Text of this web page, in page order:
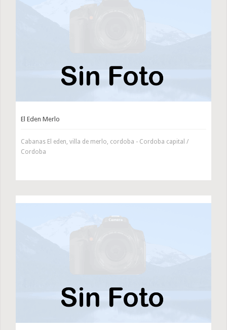
El Eden Merlo
Cabanas El eden, villa de merlo, cordoba - Cordoba capital /
Cordoba